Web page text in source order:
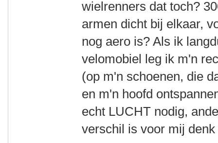
wielrenners dat toch?
armen dicht bij elkaar,
nog aero is? Als ik
velomobiel leg ik m'n
(op m'n schoenen, die
en m'n hoofd
echt LUCHT nodig,
verschil is voor mij